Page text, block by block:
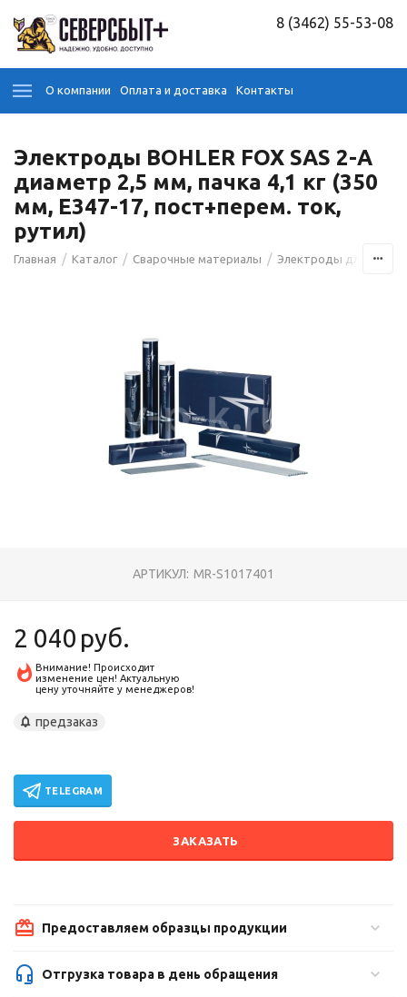
8 (3462) 55-53-08
О компании Оплата и доставка Контакты
Электроды BOHLER FOX SAS 2-A
диаметр 2,5 мм, пачка 4,1 кг (350
мм, Е347-17, пост+перем. ток,
рутил)
Главная / Каталог / Сварочные материалы / Электроды для сварки
АРТИКУЛ: MR-S1017401
2 040 руб.
Внимание! Происходит
изменение цен! Актуальную
цену уточняйте у менеджеров!
предзаказ
TELEGRAM
ЗАКАЗАТЬ
Предоставляем образцы продукции
Отгрузка товара в день обращения